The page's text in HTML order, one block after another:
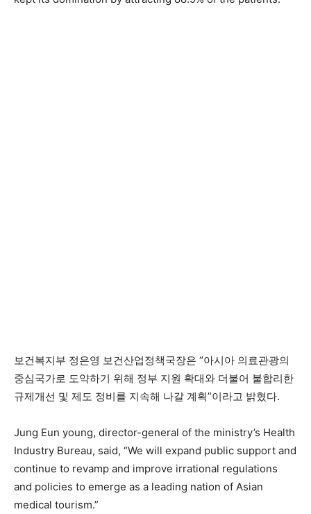
보건복지부 정은영 보건산업정책국장은 “아시아 의료관광의
중심국가로 도약하기 위해 정부 지원 확대와 더불어 불합리한
규제개선 및 제도 정비를 지속해 나갈 계획”이라고 밝혔다.
Jung Eun young, director-general of the ministry’s Health
Industry Bureau, said, “We will expand public support and
continue to revamp and improve irrational regulations
and policies to emerge as a leading nation of Asian
medical tourism.”